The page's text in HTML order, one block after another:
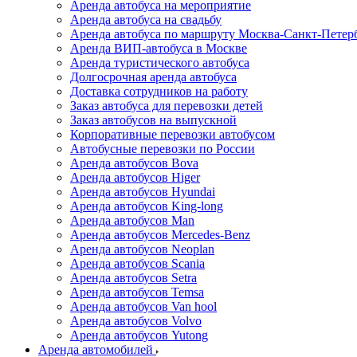
Аренда автобуса на мероприятие
Аренда автобуса на свадьбу
Аренда автобуса по маршруту Москва-Санкт-
Аренда ВИП-автобуса в Москве
Аренда туристического автобуса
Долгосрочная аренда автобуса
Доставка сотрудников на работу
Заказ автобуса для перевозки детей
Заказ автобусов на выпускной
Корпоративные перевозки автобусом
Автобусные перевозки по России
Аренда автобусов Bova
Аренда автобусов Higer
Аренда автобусов Hyundai
Аренда автобусов King-long
Аренда автобусов Man
Аренда автобусов Mercedes-Benz
Аренда автобусов Neoplan
Аренда автобусов Scania
Аренда автобусов Setra
Аренда автобусов Temsa
Аренда автобусов Van hool
Аренда автобусов Volvo
Аренда автобусов Yutong
Аренда автомобилей